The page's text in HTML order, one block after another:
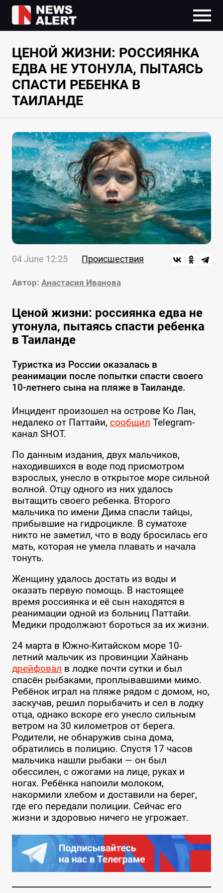
ЦЕНОЙ ЖИЗНИ: РОССИЯНКА
ЕДВА НЕ УТОНУЛА, ПЫТАЯСЬ
СПАСТИ РЕБЕНКА В
ТАИЛАНДЕ
04 June 12:25 Происшествия
Автор: Анастасия Иванова
Ценой жизни: россиянка едва не
утонула, пытаясь спасти ребенка
в Таиланде
Туристка из России оказалась в
реанимации после попытки спасти своего
10-летнего сына на пляже в Таиланде.
Инцидент произошел на острове Ко Лан,
недалеко от Паттайи, сообщил Telegram-
канал SHOT.
По данным издания, двух мальчиков,
находившихся в воде под присмотром
взрослых, унесло в открытое море сильной
волной. Отцу одного из них удалось
вытащить своего ребенка. Второго
мальчика по имени Дима спасли тайцы,
прибывшие на гидроцикле. В суматохе
никто не заметил, что в воду бросилась его
мать, которая не умела плавать и начала
тонуть.
Женщину удалось достать из воды и
оказать первую помощь. В настоящее
время россиянка и её сын находятся в
реанимации одной из больниц Паттайи.
Медики продолжают бороться за их жизни.
24 марта в Южно-Китайском море 10-
летний мальчик из провинции Хайнань
дрейфовал в лодке почти сутки и был
спасён рыбаками, проплывавшими мимо.
Ребёнок играл на пляже рядом с домом, но,
заскучав, решил порыбачить и сел в лодку
отца, однако вскоре его унесло сильным
ветром на 30 километров от берега.
Родители, не обнаружив сына дома,
обратились в полицию. Спустя 17 часов
мальчика нашли рыбаки — он был
обессилен, с ожогами на лице, руках и
ногах. Ребёнка напоили молоком,
накормили хлебом и доставили на берег,
где его передали полиции. Сейчас его
жизни и здоровью ничего не угрожает.